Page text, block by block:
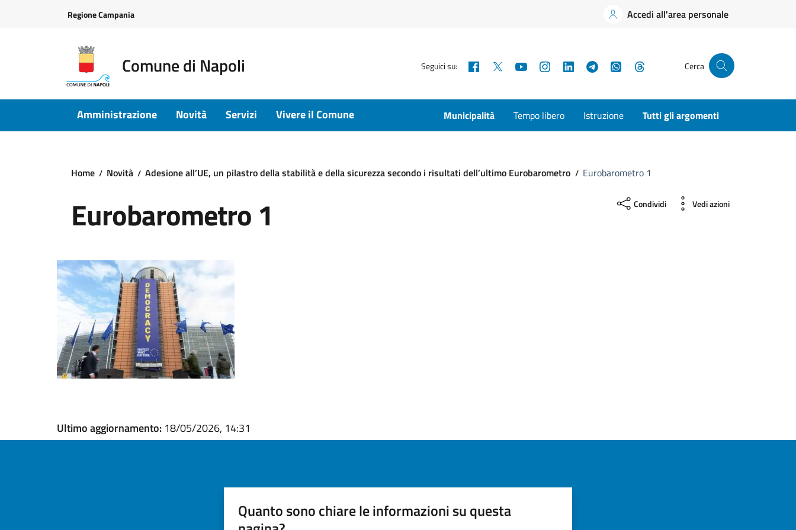
Regione Campania Accedi all'area personale
Comune di Napoli Seguici su: Facebook YouTubeInstagramLinkedInTelegramWhatsApp Cerca
Amministrazione Novità Servizi Vivere il Comune Municipalità Tempo libero Istruzione Tutti gli argomenti
Home Novità Adesione all’UE, un pilastro della stabilità e della sicurezza secondo i risultati dell’ultimo Eurobarometro Eurobarometro 1
Eurobarometro 1 Condividi Vedi azioni
Ultimo aggiornamento: 18/05/2026, 14:31
Quanto sono chiare le informazioni su questa